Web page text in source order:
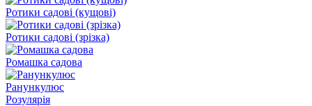
Ротики садові (кущові)
Ротики садові (зрізка)
Ромашка садова
Ранункулюс
Розулярія